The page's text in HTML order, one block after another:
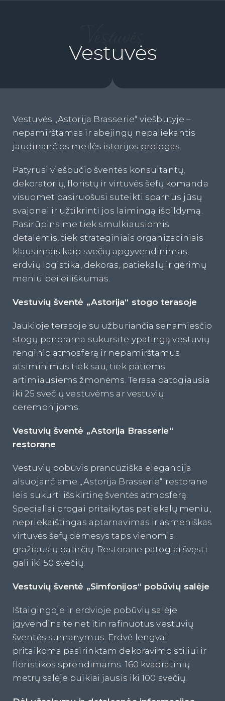
Vestuvės
Vestuvės „Astorija Brasserie“ viešbutyje –
nepamirštamas ir abejingų nepaliekantis
jaudinančios meilės istorijos prologas.
Patyrusi viešbučio šventės konsultantų,
dekoratorių, floristų ir virtuvės šefų komanda
visuomet pasiruošusi suteikti sparnus jūsų
svajonei ir užtikrinti jos laimingą išpildymą.
Pasirūpinsime tiek smulkiausiomis
detalėmis, tiek strateginiais organizaciniais
klausimais kaip svečių apgyvendinimas,
erdvių logistika, dekoras, patiekalų ir gėrimų
meniu bei eiliškumas.
Vestuvių šventė „Astorija“ stogoterasoje
Jaukioje terasoje su užburiančia senamiesčio
stogų panorama sukursite ypatingą vestuvių
renginio atmosferą ir nepamirštamus
atsiminimus tiek sau, tiek patiems
artimiausiems žmonėms. Terasa patogiausia
iki 25 svečių vestuvėms ar vestuvių
ceremonijoms.
Vestuvių šventė „Astorija Brasserie“
restorane
Vestuvių pobūvis prancūziška elegancija
alsuojančiame „Astorija Brasserie“ restorane
leis sukurti išskirtinę šventės atmosferą.
Specialiai progai pritaikytas patiekalų meniu,
nepriekaištingas aptarnavimas ir asmeniškas
virtuvės šefų dėmesys taps vienomis
gražiausių patirčių. Restorane patogiai švęsti
gali iki 50 svečių.
Vestuvių šventė „Simfonijos“ pobūvių salėje
Ištaigingoje ir erdvioje pobūvių salėje
įgyvendinsite net itin rafinuotus vestuvių
šventės sumanymus. Erdvė lengvai
pritaikoma pasirinktam dekoravimo stiliui ir
floristikos sprendimams. 160 kvadratinių
metrų salėje puikiai jausis iki 100 svečių.